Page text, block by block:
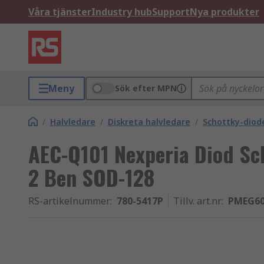
Våra tjänsterIndustry hubSupportNya produkter
Meny Sök efter MPN
/ Halvledare / Diskreta halvledare / Schottky-
AEC-Q101 Nexperia Diod
2 Ben SOD-128
RS-artikelnummer: 780-5417P Tillv. art.nr: